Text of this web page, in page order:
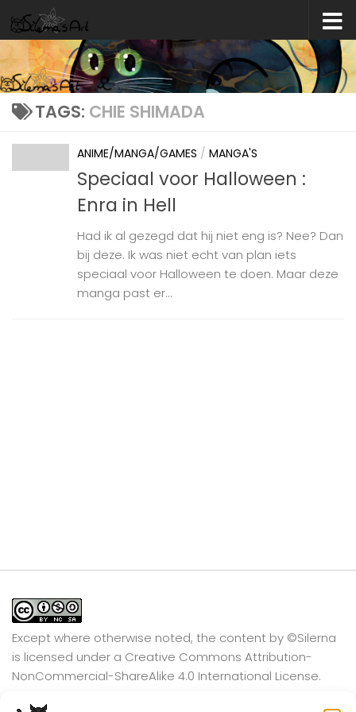
Skip to content
TAGS: CHIE SHIMADA
ANIME/MANGA/GAMES / MANGA'S
Speciaal voor Halloween :
Enra in Hell
Had ik al gezegd dat hij niet eng is? Nee? Dan
bij deze. Ik was niet echt van plan iets
speciaal voor Halloween te doen. Maar deze
manga past er...
Except where otherwise noted, the content by ©Silerna
is licensed under a Creative Commons Attribution-
NonCommercial-ShareAlike 4.0 International License.